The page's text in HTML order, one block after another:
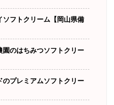
ソフトクリーム【岡山県備
園のはちみつソフトクリー
のプレミアムソフトクリー